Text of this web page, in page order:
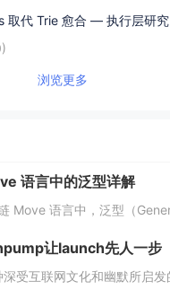
取代 Trie 愈合 — 执行层研究
浏览更多
语言中的泛型详解
让launch先人一步